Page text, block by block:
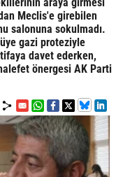
araya girmesi
Meclis'e girebilen
salonuna sokulmadı.
gazi proteziyle
davet ederken,
önergesi AK Parti